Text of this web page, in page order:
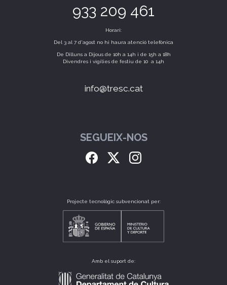
933 209 461
Horari:
Del 3 al 7 d'agost no hi haura atenció telefònica
De Dilluns a Dijous de 10h a 14h i de 15h a 18h
Divendres i vigílies de festiu de 10 a 14h
info@tresc.cat
SEGUEIX-NOS
Projecte tecnològic subvencionat per:
Amb el suport de: